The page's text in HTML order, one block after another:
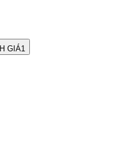
GIÁ1